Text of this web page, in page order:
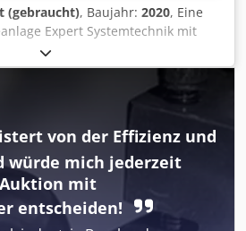
(gebraucht), Baujahr: 2020, Eine
Expert Systemtechnik mit
BFT steht zur Verfügung. 1)
Systemtechnik cutEXPERT variojet,
Leder/Schaumstoffe/technische
l, max.
70m/min, Wiederholgenauigkeit:
ca. 0,2l/min,
Y: 1800mm/3000mm. 2)
Servotron 40.45+, Baujahr: 2020,
max. Fördermenge: 4,6l/min,
von der Effizienz und
würde mich jederzeit
mit
entscheiden!